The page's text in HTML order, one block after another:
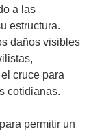
a las
estructura.
daños visibles
cruce para
cotidianas.
permitir un